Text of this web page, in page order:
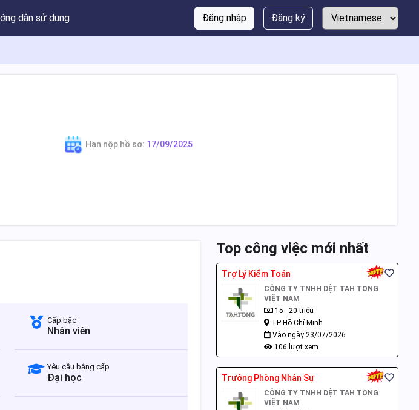
dẫn sử dụng Đăng nhập Đăng ký
Hạn nộp hồ sơ: 17/09/2025
Cấp bậc
Nhân viên
Yêu cầu bằng cấp
Đại học
Top công việc mới nhất
Trợ Lý Kiểm Toán
CÔNG TY TNHH DỆT TAH TONG
VIỆT NAM
15 - 20 triệu
TP Hồ Chí Minh
Vào ngày 23/07/2026
106 lượt xem
Trưởng Phòng Nhân Sự
CÔNG TY TNHH DỆT TAH TONG
VIỆT NAM